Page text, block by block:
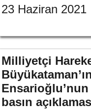
23 Haziran 2021
Milliyetçi
Ensarioğlu’nun
basın